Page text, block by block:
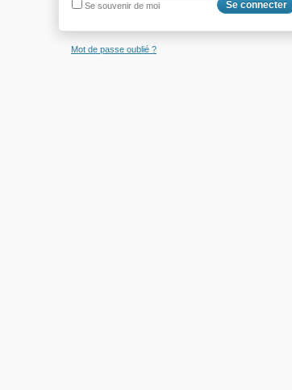
Se souvenir de moi
Mot de passe oublié ?